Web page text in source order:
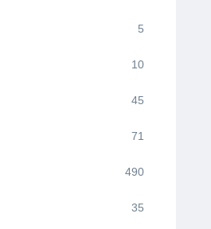
5
10
45
71
490
35